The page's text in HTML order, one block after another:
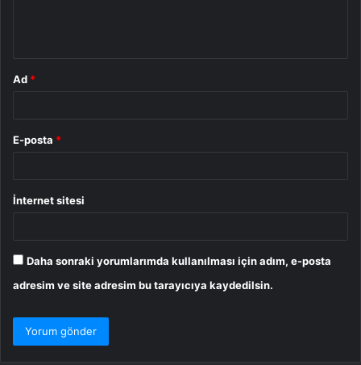
Ad *
E-posta *
İnternet sitesi
Daha sonraki yorumlarımda kullanılması için adım, e-posta
adresim ve site adresim bu tarayıcıya kaydedilsin.